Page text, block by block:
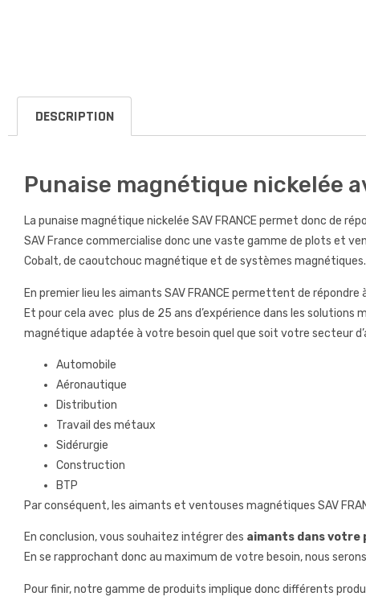
DESCRIPTION
Punaise magnétique nickelée
La punaise magnétique nickelée SAV FRANCE permet donc de
SAV France commercialise donc une vaste gamme de plots et
Cobalt, de caoutchouc magnétique et de systèmes magnétiques.
En premier lieu les aimants SAV FRANCE permettent de répondre
Et pour cela avec plus de 25 ans d’expérience dans les
magnétique adaptée à votre besoin quel que soit votre secteur
Automobile
Aéronautique
Distribution
Travail des métaux
Sidérurgie
Construction
BTP
Par conséquent, les aimants et ventouses magnétiques SAV
En conclusion, vous souhaitez intégrer des aimants dans votre
En se rapprochant donc au maximum de votre besoin, nous
Pour finir, notre gamme de produits implique donc différents